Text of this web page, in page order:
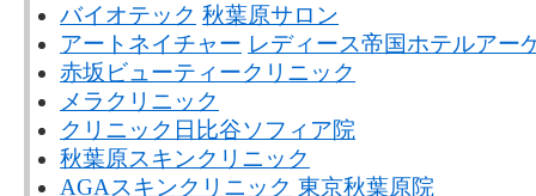
バイオテック 秋葉原サロン
アートネイチャー レディース帝国ホテルアー
赤坂ビューティークリニック
メラクリニック
クリニック日比谷ソフィア院
秋葉原スキンクリニック
AGAスキンクリニック 東京秋葉原院